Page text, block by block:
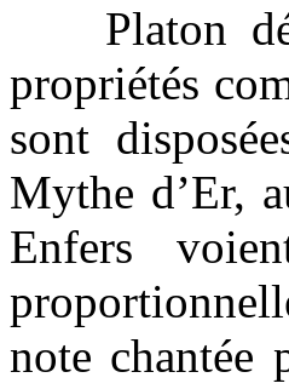
Platon
propriétés
sont
Mythe d’Er,
Enfers
note chantée